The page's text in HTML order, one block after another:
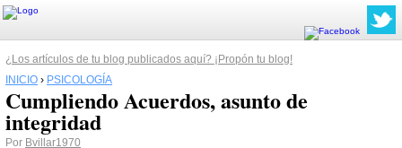
¿Los artículos de tu blog publicados aquí? ¡Propón tu blog!
INICIO › PSICOLOGÍA
Cumpliendo Acuerdos, asunto de
integridad
Por Bvillar1970